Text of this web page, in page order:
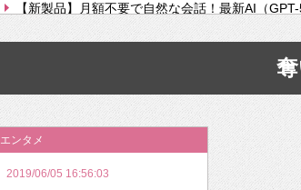
【新製品】月額不要で自然な会話！最新AI（
【次世代の没入感と生産性】VITURE Luma Ultra･
挫折率8割の壁をAIで突破。ジャストシステム、”
2026年のバレンタインは「自分で作って、想い
エンタメ
2019/06/05 16:56:03